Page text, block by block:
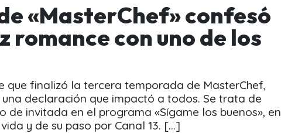
«MasterChef» confesó
romance con uno de los
que finalizó la tercera temporada de MasterChef,
declaración que impactó a todos. Se trata de
de invitada en el programa «Sígame los buenos», en
y de su paso por Canal 13. […]